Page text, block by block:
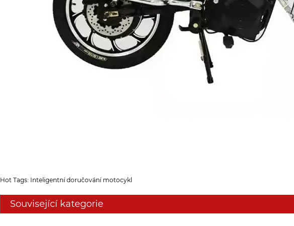
Hot Tags: Inteligentní doručování motocykl
Související kategorie